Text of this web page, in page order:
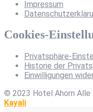
Impressum
Cookies-
Privatsphäre-
Historie der
Einwilligungen
© 2023 Hotel Ahorn Alle
Kayali